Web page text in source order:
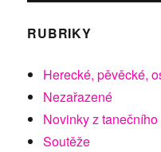
RUBRIKY
Herecké, pěvěcké,
Nezařazené
Novinky z
Soutěže